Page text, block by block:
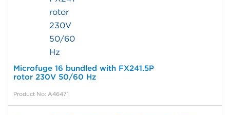
Microfuge 16 bundled with FX241.5P
rotor 230V 50/60 Hz
Product No: A46471